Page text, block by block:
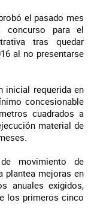
el pasado mes
para el
tras quedar
al no presentarse
inicial requerida en
concesionable
cuadrados a
material de
movimiento de
plantea mejoras en
anuales exigidos,
los primeros cinco